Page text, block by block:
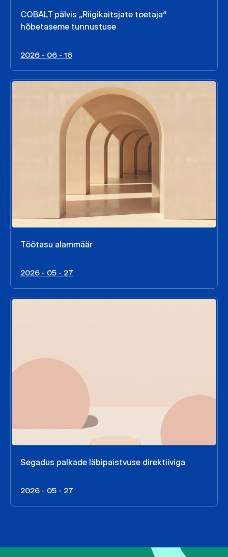
COBALT pälvis „Riigikaitsjate toetaja“
hõbetaseme tunnustuse
2026 - 06 - 16
Töötasu alammäär
2026 - 05 - 27
Segadus palkade läbipaistvuse direktiiviga
2026 - 05 - 27